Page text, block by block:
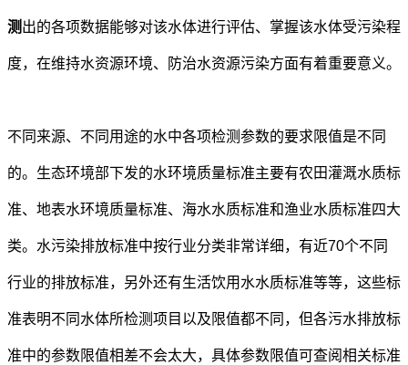
测出的各项数据能够对该水体进行评估、掌握该水体受污染程
度，在维持水资源环境、防治水资源污染方面有着重要意义。
不同来源、不同用途的水中各项检测参数的要求限值是不同
的。生态环境部下发的水环境质量标准主要有农田灌溉水质标
准、地表水环境质量标准、海水水质标准和渔业水质标准四大
类。水污染排放标准中按行业分类非常详细，有近70个不同
行业的排放标准，另外还有生活饮用水水质标准等等，这些标
准表明不同水体所检测项目以及限值都不同，但各污水排放标
准中的参数限值相差不会太大，具体参数限值可查阅相关标准